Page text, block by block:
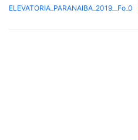
ELEVATORIA_PARANAIBA_2019__Fo_0